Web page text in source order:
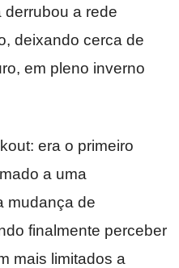
derrubou a rede
deixando cerca de
em pleno inverno
era o primeiro
a uma
mudança de
finalmente perceber
mais limitados a